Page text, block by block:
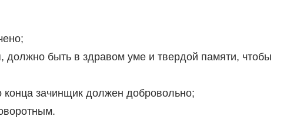
быть в здравом уме и твердой памяти, чтобы
конца зачинщик должен добровольно;